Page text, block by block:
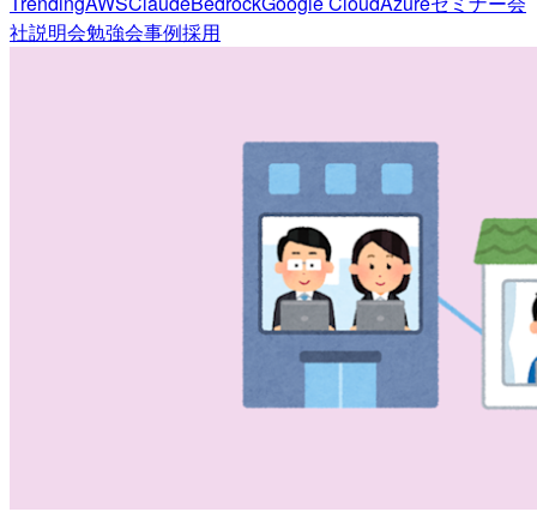
社説明会勉強会事例採用